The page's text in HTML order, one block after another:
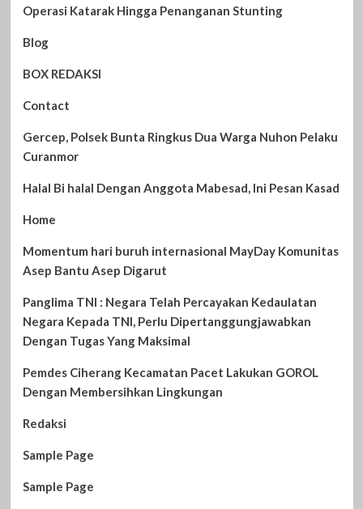
Operasi Katarak Hingga Penanganan Stunting
Blog
BOX REDAKSI
Contact
Gercep, Polsek Bunta Ringkus Dua Warga Nuhon Pelaku
Curanmor
Halal Bi halal Dengan Anggota Mabesad, Ini Pesan Kasad
Home
Momentum hari buruh internasional MayDay Komunitas
Asep Bantu Asep Digarut
Panglima TNI : Negara Telah Percayakan Kedaulatan
Negara Kepada TNI, Perlu Dipertanggungjawabkan
Dengan Tugas Yang Maksimal
Pemdes Ciherang Kecamatan Pacet Lakukan GOROL
Dengan Membersihkan Lingkungan
Redaksi
Sample Page
Sample Page